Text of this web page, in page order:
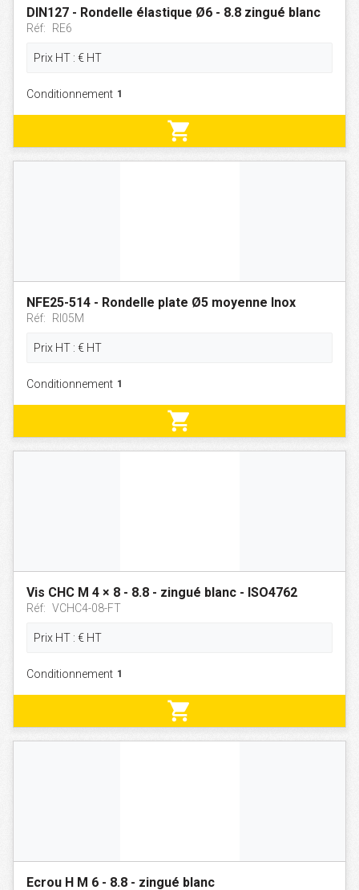
DIN127 - Rondelle élastique Ø6 - 8.8 zingué blanc
Réf: RE6
Prix HT : € HT
Conditionnement
shopping_cart
NFE25-514 - Rondelle plate Ø5 moyenne Inox
Réf: RI05M
Prix HT : € HT
Conditionnement
shopping_cart
Vis CHC M 4 × 8 - 8.8 - zingué blanc - ISO4762
Réf: VCHC4-08-FT
Prix HT : € HT
Conditionnement
shopping_cart
Ecrou H M 6 - 8.8 - zingué blanc